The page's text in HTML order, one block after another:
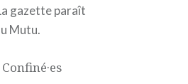
gazette paraît
Mutu.